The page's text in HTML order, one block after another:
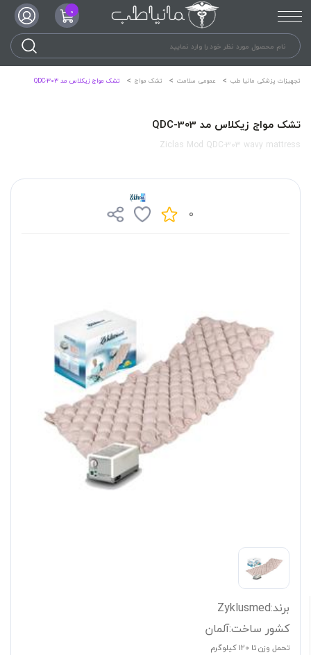
0
تجهیزات پزشکی مانیا طب عمومی سلامت تشک مواج تشک مواج زیکلاس مد QDC-303
تشک مواج زیکلاس مد QDC-303
Ziclas Mod QDC-303 wavy mattress
0
برند:Zyklusmed
کشور ساخت:آلمان
تحمل وزن تا 120 کیلوگرم